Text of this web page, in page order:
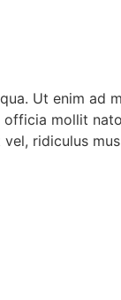
Ut enim ad
mollit
ridiculus